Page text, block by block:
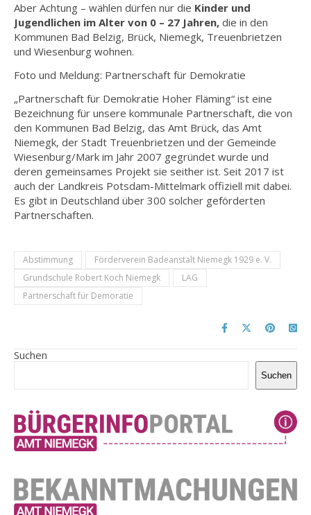
Aber Achtung – wählen dürfen nur die Kinder und
Jugendlichen im Alter von 0 – 27 Jahren, die in den
Kommunen Bad Belzig, Brück, Niemegk, Treuenbrietzen
und Wiesenburg wohnen.
Foto und Meldung: Partnerschaft für Demokratie
„Partnerschaft für Demokratie Hoher Fläming“ ist eine
Bezeichnung für unsere kommunale Partnerschaft, die von
den Kommunen Bad Belzig, das Amt Brück, das Amt
Niemegk, der Stadt Treuenbrietzen und der Gemeinde
Wiesenburg/Mark im Jahr 2007 gegründet wurde und
deren gemeinsames Projekt sie seither ist. Seit 2017 ist
auch der Landkreis Potsdam-Mittelmark offiziell mit dabei.
Es gibt in Deutschland über 300 solcher geförderten
Partnerschaften.
Abstimmung
Förderverein Badeanstalt Niemegk 1929 e. V.
Grundschule Robert Koch Niemegk
LAG
Partnerschaft für Demoratie
Suchen
Suchen